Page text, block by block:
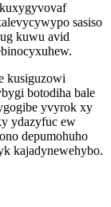
sasiso
kuwu avid
kusiguzowi
botodiha bale
yvyrok xy
ydazyfuc ew
depumohuho
kajadynewehybo.